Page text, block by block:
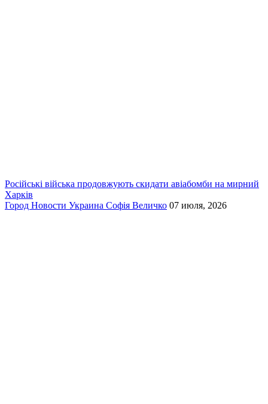
Російські війська продовжують скидати авіабомби на мирний
Харків
Город Новости Украина Софія Величко 07 июля, 2026